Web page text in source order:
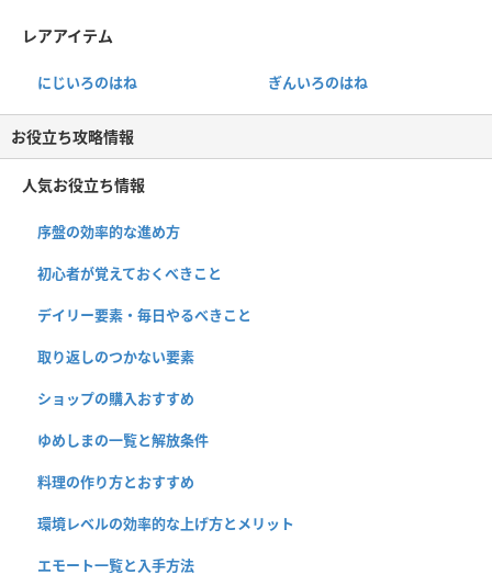
レアアイテム
にじいろのはね ぎんいろのはね
お役立ち攻略情報
人気お役立ち情報
序盤の効率的な進め方
初心者が覚えておくべきこと
デイリー要素・毎日やるべきこと
取り返しのつかない要素
ショップの購入おすすめ
ゆめしまの一覧と解放条件
料理の作り方とおすすめ
環境レベルの効率的な上げ方とメリット
エモート一覧と入手方法